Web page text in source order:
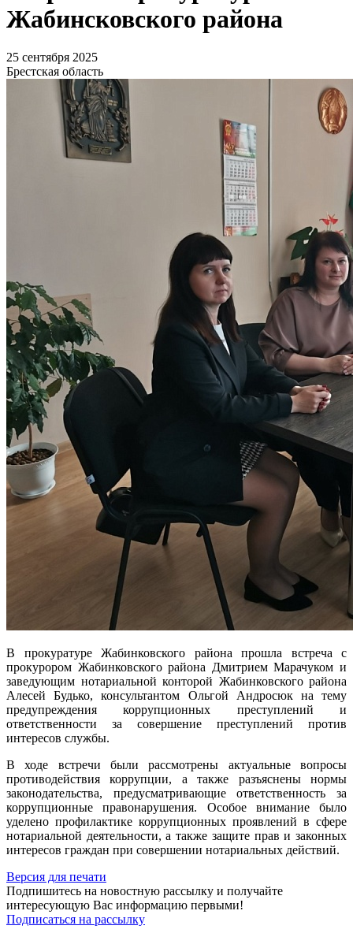
Жабинсковского района
25 сентября 2025
Брестская область
В прокуратуре Жабинковского района прошла встреча с
прокурором Жабинковского района Дмитрием Марачуком и
заведующим нотариальной конторой Жабинковского района
Алесей Будько, консультантом Ольгой Андросюк на тему
предупреждения коррупционных преступлений и
ответственности за совершение преступлений против
интересов службы.
В ходе встречи были рассмотрены актуальные вопросы
противодействия коррупции, а также разъяснены нормы
законодательства, предусматривающие ответственность за
коррупционные правонарушения. Особое внимание было
уделено профилактике коррупционных проявлений в сфере
нотариальной деятельности, а также защите прав и законных
интересов граждан при совершении нотариальных действий.
Версия для печати
Подпишитесь на новостную рассылку и получайте
интересующую Вас информацию первыми!
Подписаться на рассылку